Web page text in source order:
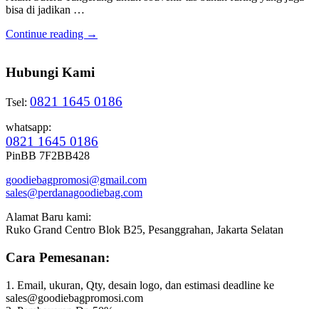
bisa di jadikan …
Continue reading →
Hubungi Kami
Tsel: 0821 1645 0186
whatsapp:
0821 1645 0186
PinBB 7F2BB428
goodiebagpromosi@gmail.com
sales@perdanagoodiebag.com
Alamat Baru kami:
Ruko Grand Centro Blok B25, Pesanggrahan, Jakarta Selatan
Cara Pemesanan:
1. Email, ukuran, Qty, desain logo, dan estimasi deadline ke
sales@goodiebagpromosi.com